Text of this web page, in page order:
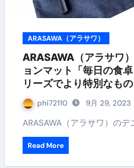
ARASAWA（アラサワ）
ARASAWA（アラサワ
ョンマット「毎日の食
リーズでより特別なもの
phi72110 9月 29, 2023
ARASAWA（アラサワ）の
Read More